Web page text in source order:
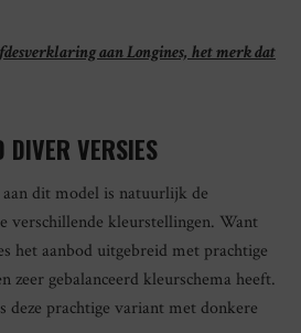
aan Longines, het merk dat
DIVER VERSIES
dit model is natuurlijk de
verschillende kleurstellingen. Want
het aanbod uitgebreid met prachtige
zeer gebalanceerd kleurschema heeft.
deze prachtige variant met donkere